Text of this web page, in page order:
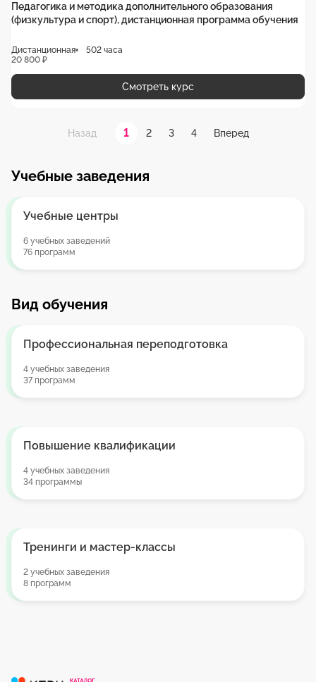
Педагогика и методика дополнительного образования
(физкультура и спорт), дистанционная программа обучения
Дистанционная
502 часа
20 800 ₽
Смотреть курс
Назад 1 2 3 4 Вперед
Учебные заведения
Учебные центры
6 учебных заведений
76 программ
Вид обучения
Профессиональная переподготовка
4 учебных заведения
37 программ
Повышение квалификации
4 учебных заведения
34 программы
Тренинги и мастер-классы
2 учебных заведения
8 программ